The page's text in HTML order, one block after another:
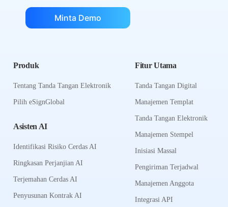
Minta Demo
Produk
Tentang Tanda Tangan Elektronik
Pilih eSignGlobal
Asisten AI
Identifikasi Risiko Cerdas AI
Ringkasan Perjanjian AI
Terjemahan Cerdas AI
Penyusunan Kontrak AI
Fitur Utama
Tanda Tangan Digital
Manajemen Templat
Tanda Tangan Elektronik
Manajemen Stempel
Inisiasi Massal
Pengiriman Terjadwal
Manajemen Anggota
Integrasi API